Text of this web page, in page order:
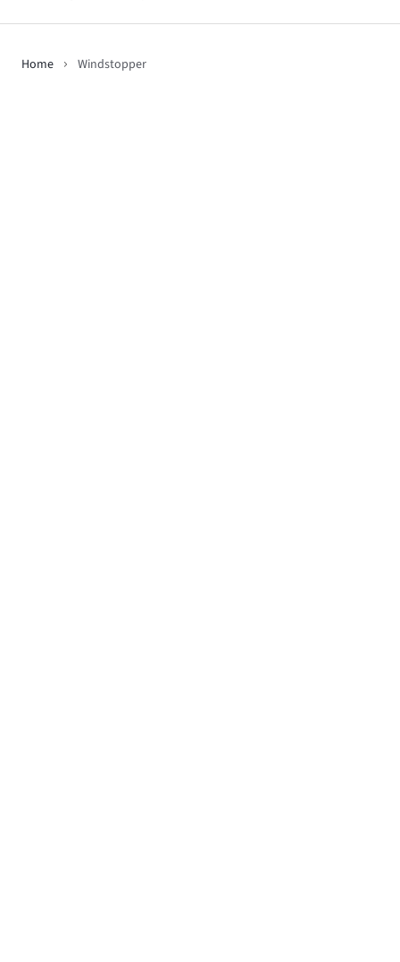
Home Windstopper